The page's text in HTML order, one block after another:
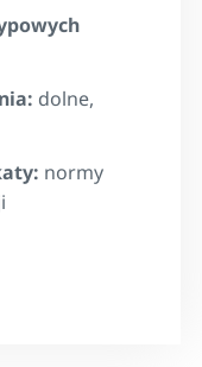
dolne,
normy